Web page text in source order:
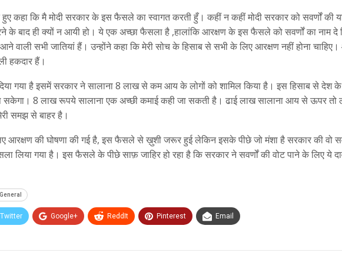
कहा कि मै मोदी सरकार के इस फैसले का स्वागत करती हुँ। कहीं न कहीं मोदी सरकार को सवर्णों की
के बाद ही क्यों न आयी हो। ये एक अच्छा फैसला है ,हालांकि आरक्षण के इस फैसले को सवर्णों का नाम दे
आने वाली सभी जातियां हैं। उन्होंने कहा कि मेरी सोच के हिसाब से सभी के लिए आरक्षण नहीं होना
हकदार हैं।
गया है इसमें सरकार ने सालाना 8 लाख से कम आय के लोगों को शामिल किया है। इस हिसाब से देश के
सकेगा। 8 लाख रूपये सालाना एक अच्छी कमाई कही जा सकती है। ढाई लाख सालाना आय से ऊपर तो
समझ से बाहर है।
आरक्षण की घोषणा की गई है, इस फैसले से ख़ुशी जरूर हुई लेकिन इसके पीछे जो मंशा है सरकार की वो
लिया गया है। इस फैसले के पीछे साफ़ जाहिर हो रहा है कि सरकार ने सवर्णों की वोट पाने के लिए ये
Twitter Google+ ReddIt Pinterest Email